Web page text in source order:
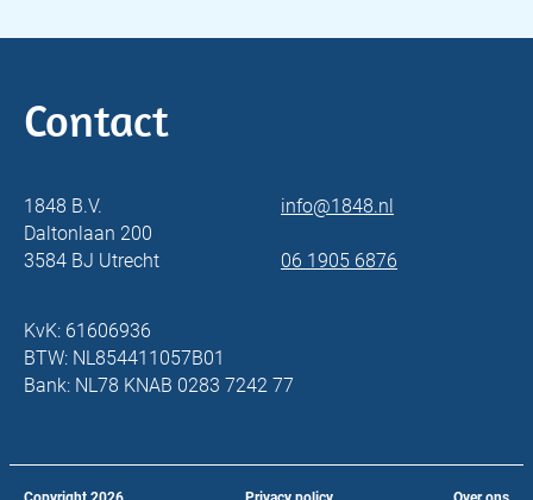
Contact
1848 B.V.
Daltonlaan 200
3584 BJ Utrecht
info@1848.nl
06 1905 6876
KvK: 61606936
BTW: NL854411057B01
Bank: NL78 KNAB 0283 7242 77